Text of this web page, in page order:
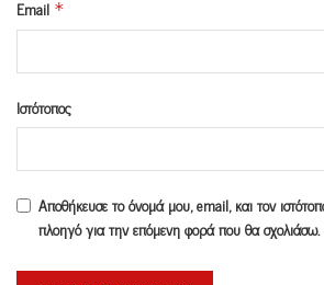
Email *
Ιστότοπος
Αποθήκευσε το όνομά μου, email, και τον
πλοηγό για την επόμενη φορά που θα σχολιάσω.